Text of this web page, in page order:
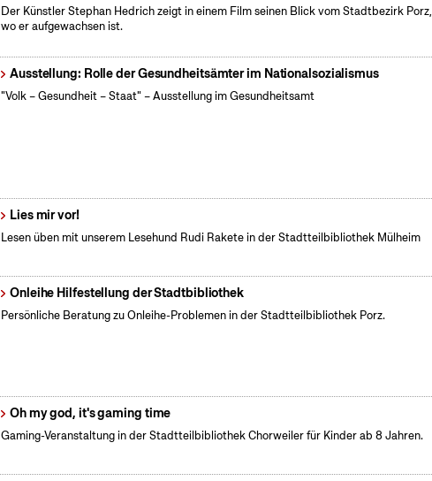
Der Künstler Stephan Hedrich zeigt in einem Film seinen Blick vom Stadtbezirk Porz,
wo er aufgewachsen ist.
Ausstellung: Rolle der Gesundheitsämter im Nationalsozialismus
"Volk – Gesundheit – Staat" – Ausstellung im Gesundheitsamt
Lies mir vor!
Lesen üben mit unserem Lesehund Rudi Rakete in der Stadtteilbibliothek Mülheim
Onleihe Hilfestellung der Stadtbibliothek
Persönliche Beratung zu Onleihe-Problemen in der Stadtteilbibliothek Porz.
Oh my god, it's gaming time
Gaming-Veranstaltung in der Stadtteilbibliothek Chorweiler für Kinder ab 8 Jahren.